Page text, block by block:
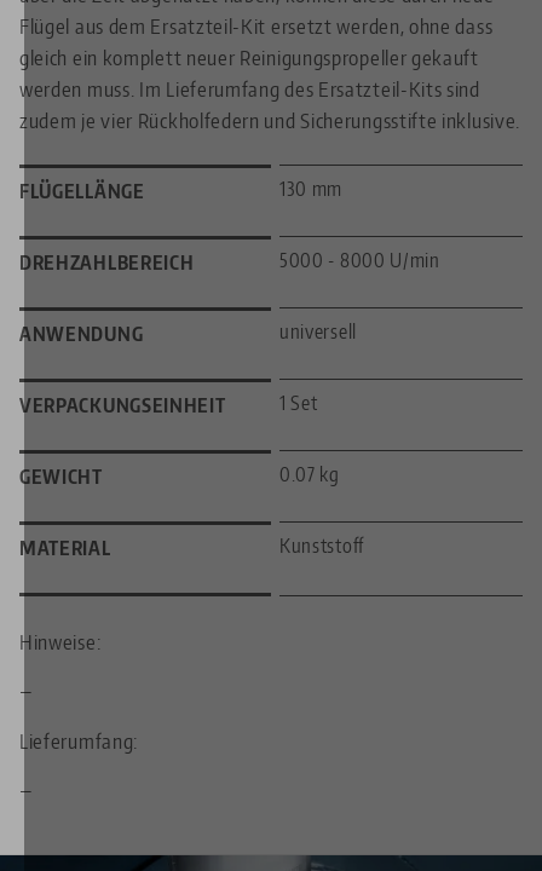
Flügel aus dem Ersatzteil-Kit ersetzt werden, ohne dass
gleich ein komplett neuer Reinigungspropeller gekauft
werden muss. Im Lieferumfang des Ersatzteil-Kits sind
zudem je vier Rückholfedern und Sicherungsstifte inklusive.
FLÜGELLÄNGE 130 mm
DREHZAHLBEREICH 5000 - 8000 U/min
ANWENDUNG universell
VERPACKUNGSEINHEIT 1 Set
GEWICHT 0.07 kg
MATERIAL Kunststoff
Hinweise:
—
Lieferumfang:
—